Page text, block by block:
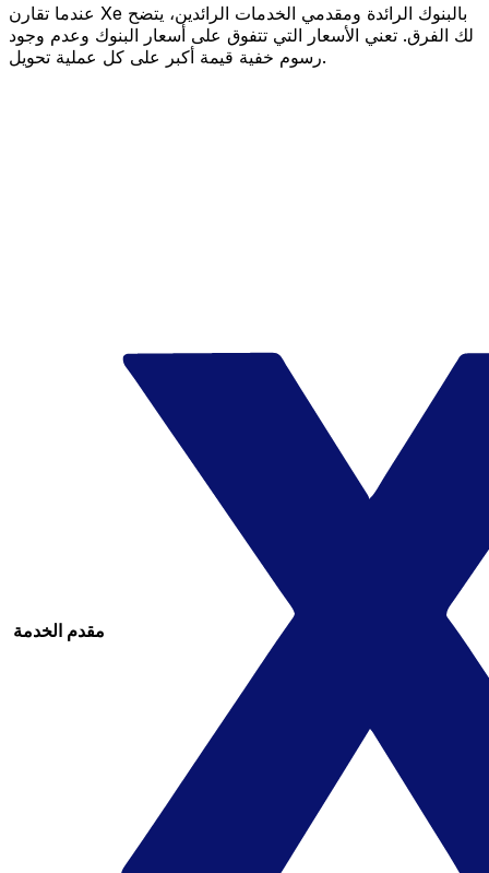
عندما تقارن Xe بالبنوك الرائدة ومقدمي الخدمات الرائدين، يتضح
لك الفرق. تعني الأسعار التي تتفوق على أسعار البنوك وعدم وجود
رسوم خفية قيمة أكبر على كل عملية تحويل.
مقدم الخدمة